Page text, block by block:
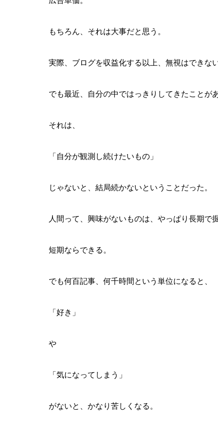
もちろん、それは大事だと思う。
実際、ブログを収益化する以上、無視はできない
でも最近、自分の中ではっきりしてきたことがあ
それは、
「自分が観測し続けたいもの」
じゃないと、結局続かないということだった。
人間って、興味がないものは、やっぱり長期で
短期ならできる。
でも何百記事、何千時間という単位になると、
「好き」
や
「気になってしまう」
がないと、かなり苦しくなる。